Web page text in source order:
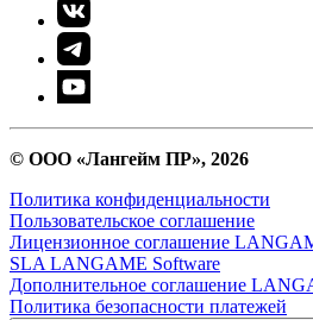
© ООО «Лангейм ПР», 2026
Политика конфиденциальности
Пользовательское соглашение
Лицензионное соглашение
SLA LANGAME Software
Дополнительное соглашение
Политика безопасности платежей